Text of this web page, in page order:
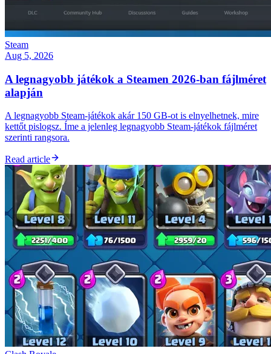
Steam
Aug 5, 2026
A legnagyobb játékok a Steamen 2026-ban fájlméret
alapján
A legnagyobb Steam-játékok akár 150 GB-ot is elnyelhetnek, mire
kettőt pislogsz. Íme a jelenleg legnagyobb Steam-játékok fájlméret
szerinti rangsora.
Read article